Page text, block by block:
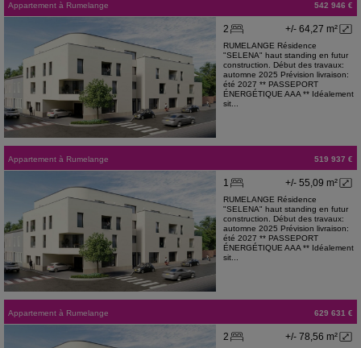
Appartement à Rumelange 542 946 €
+/- 64,27 m²
2
RUMELANGE Résidence
"SELENA" haut standing en futur
construction. Début des travaux:
automne 2025 Prévision livraison:
été 2027 ** PASSEPORT
ÉNERGÉTIQUE AAA ** Idéalement
sit...
Appartement à Rumelange 519 937 €
+/- 55,09 m²
1
RUMELANGE Résidence
"SELENA" haut standing en futur
construction. Début des travaux:
automne 2025 Prévision livraison:
été 2027 ** PASSEPORT
ÉNERGÉTIQUE AAA ** Idéalement
sit...
Appartement à Rumelange 629 631 €
+/- 78,56 m²
2